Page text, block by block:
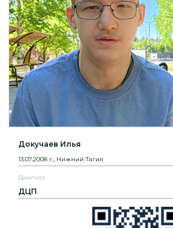
Докучаев Илья
13.07.2008 г., Нижний Тагил
Диагноз
ДЦП